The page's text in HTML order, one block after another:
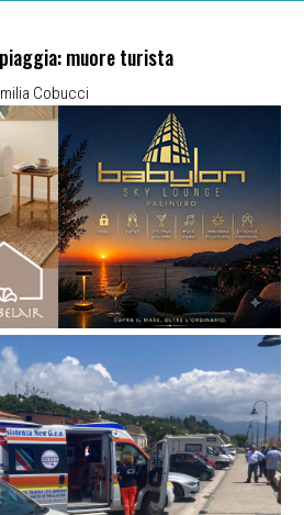
muore turista
Cobucci